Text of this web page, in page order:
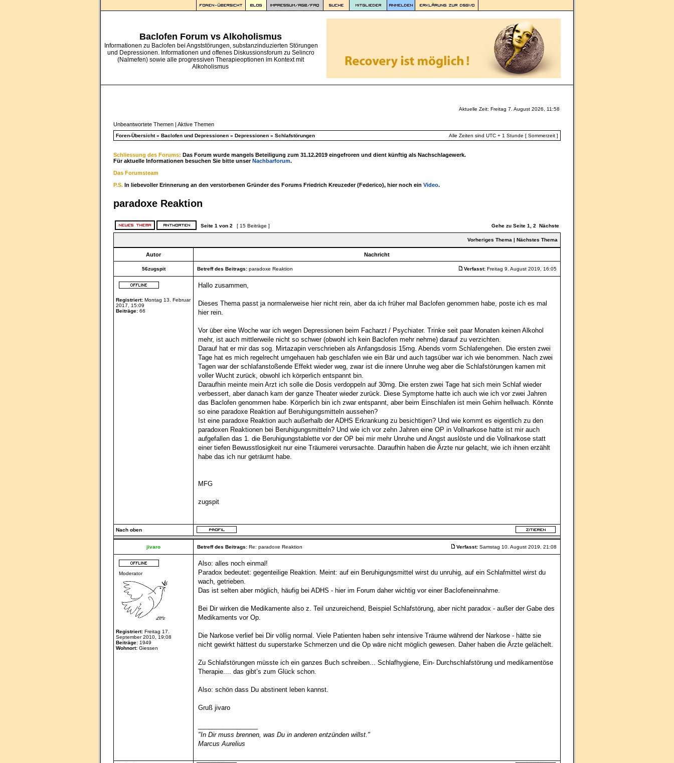
Baclofen Forum vs Alkoholismus
Informationen zu Baclofen bei Angststörungen, substanzinduzierten Störungen
und Depressionen. Informationen und offenes Diskussionsforum zu Selincro
(Nalmefen) sowie alle progressiven Therapieoptionen im Kontext mit
Alkoholismus
Aktuelle Zeit: Freitag 7. August 2026, 11:58
Unbeantwortete Themen | Aktive Themen
Foren-Übersicht» Baclofen und Depressionen » Depressionen » Schlafstörungen Alle Zeiten sind UTC + 1 Stunde [ Sommerzeit ]
Schliessung des Forums: Das Forum wurde mangels Beteiligung zum 31.12.2019 eingefroren und dient künftig als Nachschlagewerk.
Für aktuelle Informationen besuchen Sie bitte unserNachbarforum.
Das Forumsteam
P.S. In liebevoller Erinnerung an den verstorbenen Gründer des Forums Friedrich Kreuzeder (Federico), hier noch ein Video.
paradoxe Reaktion
Seite 1 von 2 [ 15 Beiträge ] Gehe zu Seite 1 2 Nächste
Vorheriges Thema | Nächstes Thema
Autor Nachricht
56zugspit Betreff des Beitrags: paradoxe Reaktion Verfasst: Freitag 9. August 2019, 16:05
Registriert: Montag 13. Februar
2017, 15:09
Beiträge: 66
Hallo zusammen,
Dieses Thema passt ja normalerweise hier nicht rein, aber da ich früher mal Baclofen genommen habe, poste ich es mal
hier rein.
Vor über eine Woche war ich wegen Depressionen beim Facharzt / Psychiater. Trinke seit paar Monaten keinen Alkohol
mehr, ist auch mittlerweile nicht so schwer (obwohl ich kein Baclofen mehr nehme) darauf zu verzichten.
Darauf hat er mir das sog. Mirtazapin verschrieben als Anfangsdosis 15mg. Abends vorm Schlafengehen. Die ersten zwei
Tage hat es mich regelrecht umgehauen hab geschlafen wie ein Bär und auch tagsüber war ich wie benommen. Nach zwei
Tagen war der schlafanstoßende Effekt wieder weg, zwar ist die innere Unruhe weg aber die Schlafstörungen kamen mit
voller Wucht zurück, obwohl ich körperlich entspannt bin.
Daraufhin meinte mein Arzt ich solle die Dosis verdoppeln auf 30mg. Die ersten zwei Tage hat sich mein Schlaf wieder
verbessert, aber danach kam der ganze Theater wieder zurück. Diese Symptome hatte ich auch wie ich vor zwei Jahren
das Baclofen genommen habe. Körperlich bin ich zwar entspannt, aber beim Einschlafen ist mein Gehirn hellwach. Könnte
so eine paradoxe Reaktion auf Beruhigungsmitteln aussehen?
Ist eine paradoxe Reaktion auch außerhalb der ADHS Erkrankung zu besichtigen? Und wie kommt es eigentlich zu den
paradoxen Reaktionen bei Beruhigungsmitteln? Und wie ich vor zehn Jahren eine OP in Vollnarkose hatte ist mir auch
aufgefallen das 1. die Beruhigungstablette vor der OP bei mir mehr Unruhe und Angst auslöste und die Vollnarkose statt
einer tiefen Bewusstlosigkeit nur eine Träumerei verursachte. Daraufhin haben die Ärzte nur gelacht, wie ich ihnen erzählt
habe das ich nur geträumt habe.
MFG
zugspit
Nach oben
jivaro Betreff des Beitrags: Re: paradoxe Reaktion Verfasst: Samstag 10. August 2019, 21:08
Moderator
Registriert: Freitag 17.
September 2010, 19:08
Beiträge: 1949
Wohnort: Giessen
Also: alles noch einmal!
Paradox bedeutet: gegenteilige Reaktion. Meint: auf ein Beruhigungsmittel wirst du unruhig, auf ein Schlafmittel wirst du
wach, getrieben.
Das ist selten aber möglich, häufig bei ADHS - hier im Forum daher wichtig vor einer Baclofeneinnahme.
Bei Dir wirken die Medikamente also z. Teil unzureichend, Beispiel Schlafstörung, aber nicht paradox - außer der Gabe des
Medikaments vor Op.
Die Narkose verlief bei Dir völlig normal. Viele Patienten haben sehr intensive Träume während der Narkose - hätte sie
nicht gewirkt hättest du superstarke Schmerzen und die Op wäre nicht möglich gewesen. Daher haben die Ärzte gelächelt.
Zu Schlafstörungen müsste ich ein ganzes Buch schreiben... Schlafhygiene, Ein- Durchschlafstörung und medikamentöse
Therapie.... das gibt’s zum Glück schon.
Also: schön dass Du abstinent leben kannst.
Gruß jivaro
"In Dir muss brennen, was Du in anderen entzünden willst."
Marcus Aurelius